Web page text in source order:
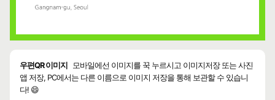
우편QR 이미지
모바일에선 이미지를 꾹 누르시고 이미지저장 또는 사진
앱 저장, PC에서는 다른 이름으로 이미지 저장을 통해 보관할 수 있습니
다! 😄